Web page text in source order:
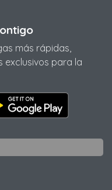
más rápidas,
exclusivos para la